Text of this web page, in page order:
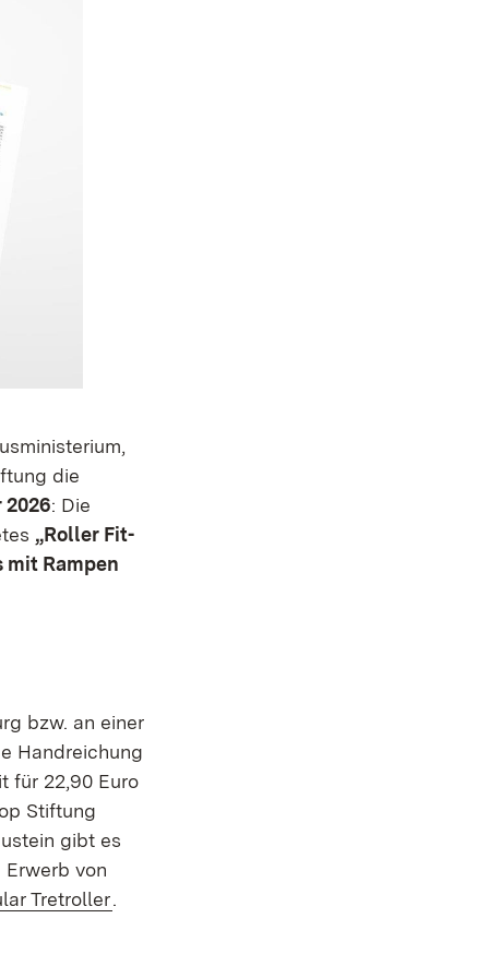
die
2026: Die
„Roller Fit-
mit Rampen
bzw. an einer
Handreichung
für 22,90 Euro
Stiftung
gibt es
von
Tretroller.